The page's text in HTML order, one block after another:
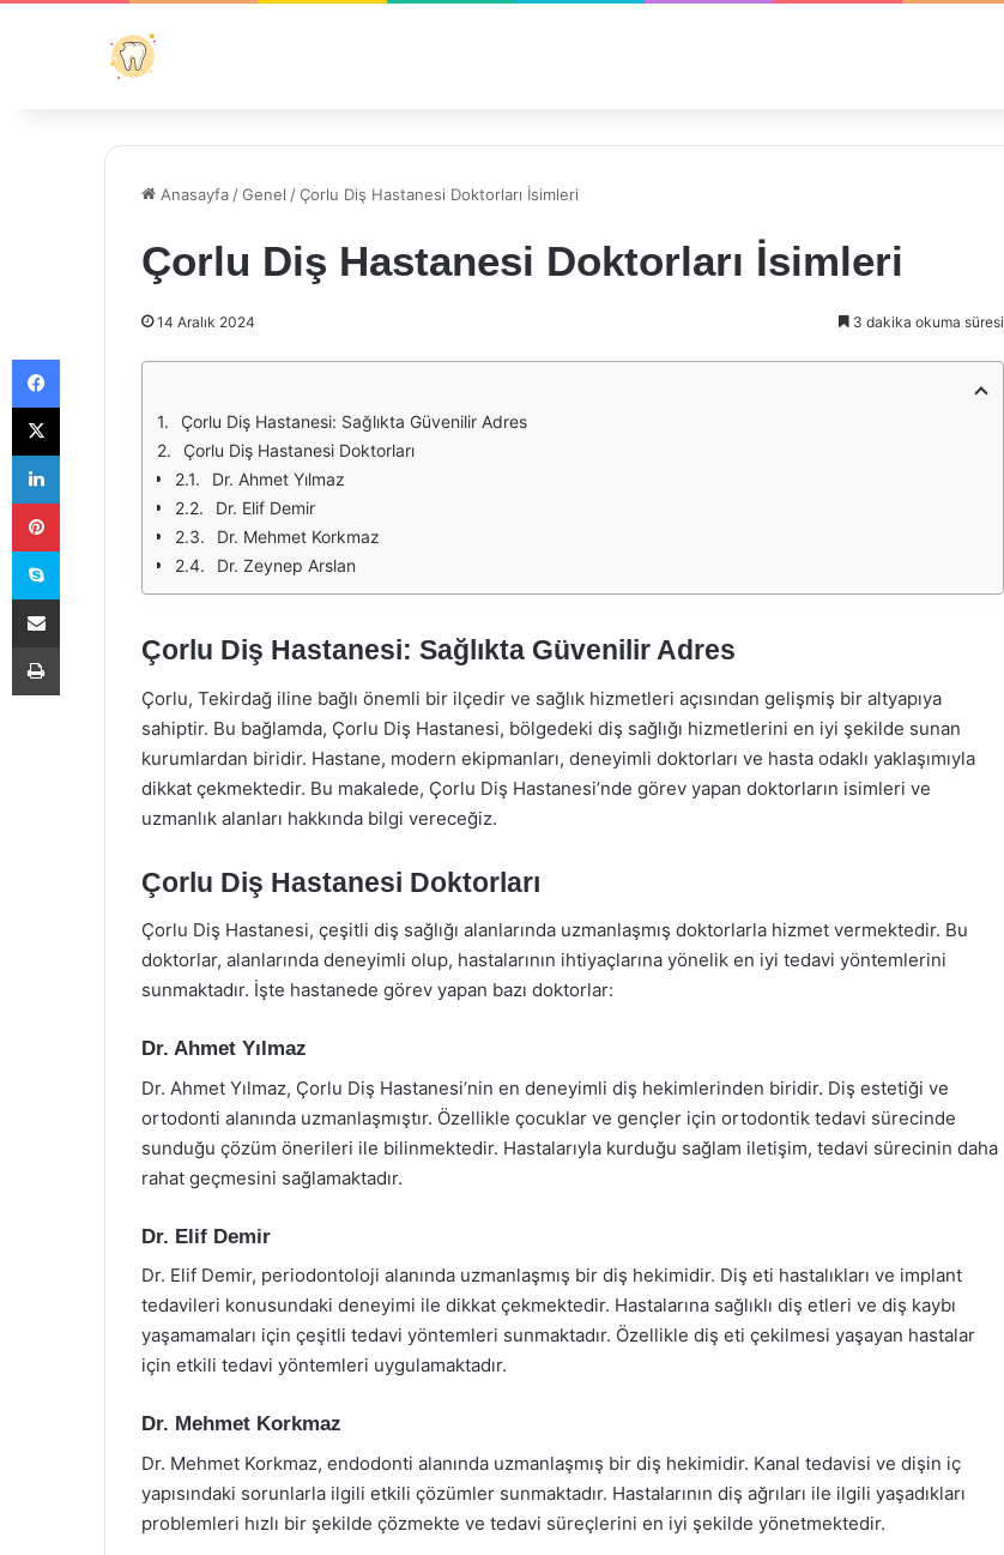
Anasayfa /Genel /Çorlu Diş Hastanesi Doktorları İsimleri
Çorlu Diş Hastanesi Doktorları İsimleri
14 Aralık 2024 3 dakika okuma süresi
Çorlu Diş Hastanesi: Sağlıkta Güvenilir Adres
Çorlu Diş Hastanesi Doktorları
Dr. Ahmet Yılmaz
Dr. Elif Demir
Dr. Mehmet Korkmaz
Dr. Zeynep Arslan
Çorlu Diş Hastanesi: Sağlıkta Güvenilir Adres
Çorlu, Tekirdağ iline bağlı önemli bir ilçedir ve sağlık hizmetleri açısından gelişmiş bir altyapıya
sahiptir. Bu bağlamda, Çorlu Diş Hastanesi, bölgedeki diş sağlığı hizmetlerini en iyi şekilde sunan
kurumlardan biridir. Hastane, modern ekipmanları, deneyimli doktorları ve hasta odaklı yaklaşımıyla
dikkat çekmektedir. Bu makalede, Çorlu Diş Hastanesi’nde görev yapan doktorların isimleri ve
uzmanlık alanları hakkında bilgi vereceğiz.
Çorlu Diş Hastanesi Doktorları
Çorlu Diş Hastanesi, çeşitli diş sağlığı alanlarında uzmanlaşmış doktorlarla hizmet vermektedir. Bu
doktorlar, alanlarında deneyimli olup, hastalarının ihtiyaçlarına yönelik en iyi tedavi yöntemlerini
sunmaktadır. İşte hastanede görev yapan bazı doktorlar:
Dr. Ahmet Yılmaz
Dr. Ahmet Yılmaz, Çorlu Diş Hastanesi’nin en deneyimli diş hekimlerinden biridir. Diş estetiği ve
ortodonti alanında uzmanlaşmıştır. Özellikle çocuklar ve gençler için ortodontik tedavi sürecinde
sunduğu çözüm önerileri ile bilinmektedir. Hastalarıyla kurduğu sağlam iletişim, tedavi sürecinin daha
rahat geçmesini sağlamaktadır.
Dr. Elif Demir
Dr. Elif Demir, periodontoloji alanında uzmanlaşmış bir diş hekimidir. Diş eti hastalıkları ve implant
tedavileri konusundaki deneyimi ile dikkat çekmektedir. Hastalarına sağlıklı diş etleri ve diş kaybı
yaşamamaları için çeşitli tedavi yöntemleri sunmaktadır. Özellikle diş eti çekilmesi yaşayan hastalar
için etkili tedavi yöntemleri uygulamaktadır.
Dr. Mehmet Korkmaz
Dr. Mehmet Korkmaz, endodonti alanında uzmanlaşmış bir diş hekimidir. Kanal tedavisi ve dişin iç
yapısındaki sorunlarla ilgili etkili çözümler sunmaktadır. Hastalarının diş ağrıları ile ilgili yaşadıkları
problemleri hızlı bir şekilde çözmekte ve tedavi süreçlerini en iyi şekilde yönetmektedir.
Facebook
X
LinkedIn
Pinterest
Skype
E-Posta ile paylaş